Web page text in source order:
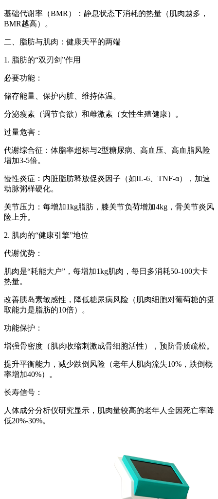
基础代谢率（BMR）：静息状态下消耗的热量（肌肉越多，
BMR越高）。
二、脂肪与肌肉：健康天平的两端
1. 脂肪的“双刃剑”作用
必要功能：
储存能量、保护内脏、维持体温。
分泌瘦素（调节食欲）和雌激素（女性生殖健康）。
过量危害：
代谢综合征：体脂率超标与2型糖尿病、高血压、高血脂风险
增加3-5倍。
慢性炎症：内脏脂肪释放促炎因子（如IL-6、TNF-α），加速
动脉粥样硬化。
关节压力：每增加1kg脂肪，膝关节负荷增加4kg，骨关节炎风
险上升。
2. 肌肉的“健康引擎”地位
代谢优势：
肌肉是“耗能大户”，每增加1kg肌肉，每日多消耗50-100大卡
热量。
改善胰岛素敏感性，降低糖尿病风险（肌肉细胞对葡萄糖的摄
取能力是脂肪的10倍）。
功能保护：
增强骨密度（肌肉收缩刺激成骨细胞活性），预防骨质疏松。
提升平衡能力，减少跌倒风险（老年人肌肉流失10%，跌倒概
率增加40%）。
长寿信号：
人体成分分析仪研究显示，肌肉量较高的老年人全因死亡率降
低20%-30%。